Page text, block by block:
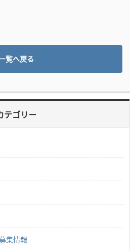
覧へ戻る
テゴリー
集情報